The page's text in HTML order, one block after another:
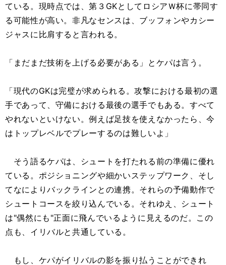
ている。現時点では、第３GKとしてロシアＷ杯に帯同す
る可能性が高い。非凡なセンスは、ブッフォンやカシー
ジャスに比肩すると言われる。
「まだまだ技術を上げる必要がある」とケパは言う。
「現代のGKは完璧が求められる。攻撃における最初の選
手であって、守備における最後の選手でもある。すべて
やれないといけない。例えば足技を使えなかったら、今
はトップレベルでプレーするのは難しいよ」
そう語るケパは、シュートを打たれる前の準備に優れ
ている。ポジショニングや細かいステップワーク、そし
てなによりバックラインとの連携。それらの予備動作で
シュートコースを絞り込んでいる。それゆえ、シュート
は"偶然にも"正面に飛んでいるように見えるのだ。この
点も、イリバルと共通している。
もし、ケパがイリバルの影を振り払うことができれ